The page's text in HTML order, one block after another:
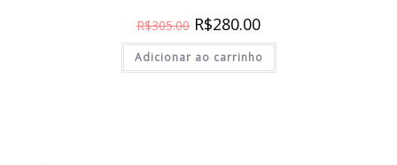
R$305.00 R$280.00
Adicionar ao carrinho